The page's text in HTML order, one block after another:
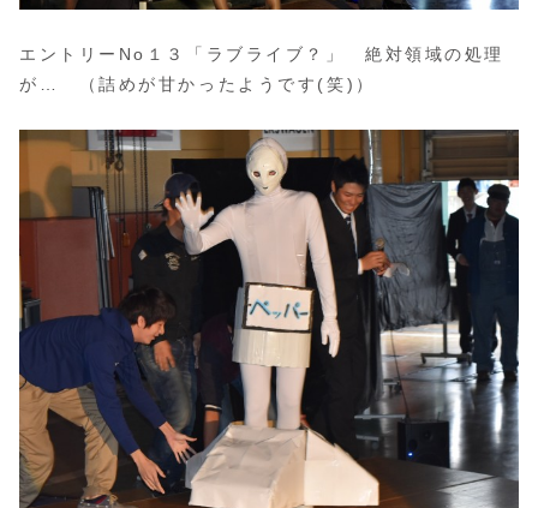
エントリーNo１３「ラブライブ？」 絶対領域の処理
が… （詰めが甘かったようです(笑)）